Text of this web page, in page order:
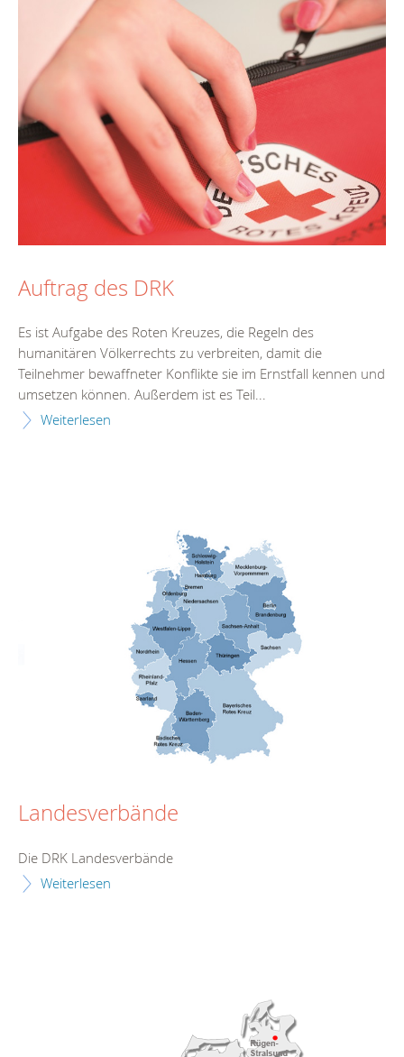
Auftrag des DRK
Es ist Aufgabe des Roten Kreuzes, die Regeln des
humanitären Völkerrechts zu verbreiten, damit die
Teilnehmer bewaffneter Konflikte sie im Ernstfall kennen und
umsetzen können. Außerdem ist es Teil...
Weiterlesen
Landesverbände
Die DRK Landesverbände
Weiterlesen